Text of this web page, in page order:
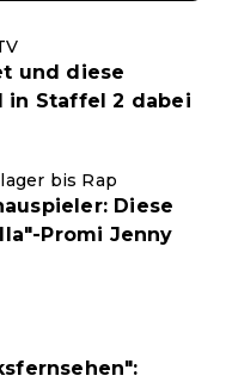
und diese
in Staffel 2 dabei
bis Rap
Diese
Promi Jenny